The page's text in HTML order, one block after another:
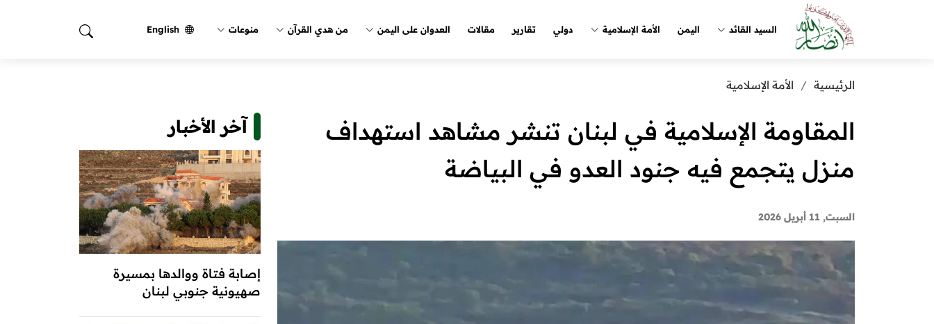
السيد القائد اليمن الأمة الإسلامية دولي تقارير مقالات العدوان على اليمن من هدي القرآن منوعات English
الرئيسية الأمة الإسلامية
المقاومة الإسلامية في لبنان تنشر مشاهد استهداف
منزل يتجمع فيه جنود العدو في البياضة
السبت, 11 أبريل 2026
آخر الأخبار
إصابة فتاة ووالدها بمسيرة
صهيونية جنوبي لبنان